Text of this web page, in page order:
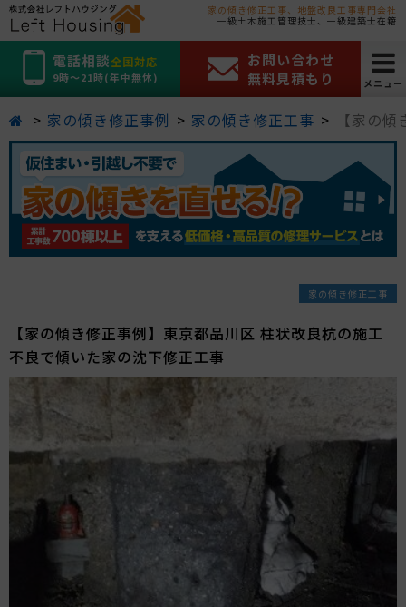
家の傾き修正工事、地盤改良工事専門会社
一級土木施工管理技士、一級建築士在籍
電話相談全国対応
9時～21時(年中無休)
お問い合わせ
無料見積もり
メニュー
家の傾き修正事例 家の傾き修正工事 【家の
家の傾き修正工事
【家の傾き修正事例】東京都品川区 柱状改良杭の施工
不良で傾いた家の沈下修正工事